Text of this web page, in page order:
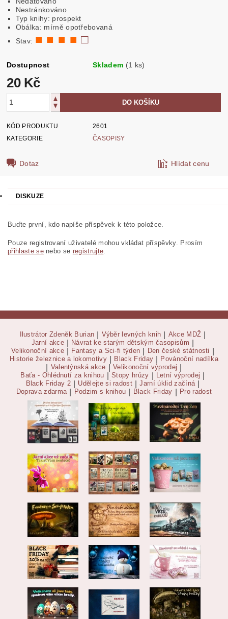
Nestránkováno
Typ knihy: prospekt
Obálka: mírně opotřebovaná
Stav: ■ ■ ■ ■□
Dostupnost Skladem (1 ks)
20 Kč
KÓD PRODUKTU
2601
KATEGORIE
ČASOPISY
Dotaz Hlídat cenu
DISKUZE
Buďte první, kdo napíše příspěvek k této položce.
Pouze registrovaní uživatelé mohou vkládat příspěvky. Prosím
přihlaste senebo se registrujte.
Ilustrátor Zdeněk Burian Výběr levných knih Akce MDŽ
Jarní akce Návrat ke starým dětským časopisům
Velikonoční akce Fantasy a Sci-fi týden Den české státnosti
Historie železnice a lokomotivy Black Friday Povánoční nadílka
Valentýnská akce Velikonoční výprodej
Baťa - Ohlédnutí za knihou Stopy hrůzy Letní výprodej
Black Friday 2 Udělejte si radost Jarní úklid začíná
Doprava zdarma Podzim s knihou Black Friday Pro radost